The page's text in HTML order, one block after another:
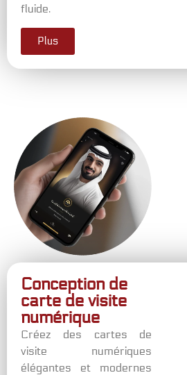
fluide.
Plus
Conception de
carte de visite
numérique
Créez des cartes de
visite numériques
élégantes et modernes